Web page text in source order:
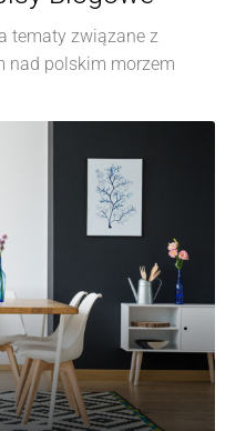
tematy związane z
nad polskim morzem